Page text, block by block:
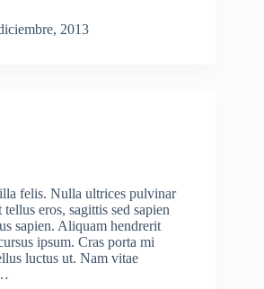
2013
felis. Nulla ultrices pulvinar
eros, sagittis sed sapien
sapien. Aliquam hendrerit
ipsum. Cras porta mi
luctus ut. Nam vitae